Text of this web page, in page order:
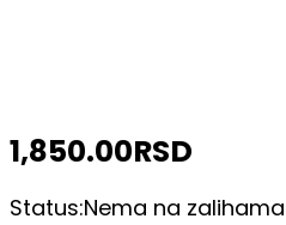
1,850.00RSD
Status:Nema na zalihama